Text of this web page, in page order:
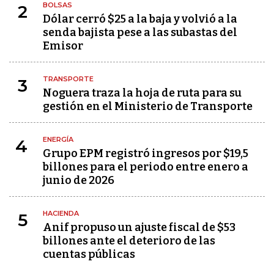
2 BOLSAS
Dólar cerró $25 a la baja y volvió a la
senda bajista pese a las subastas del
Emisor
3 TRANSPORTE
Noguera traza la hoja de ruta para su
gestión en el Ministerio de Transporte
4 ENERGÍA
Grupo EPM registró ingresos por $19,5
billones para el periodo entre enero a
junio de 2026
5 HACIENDA
Anif propuso un ajuste fiscal de $53
billones ante el deterioro de las
cuentas públicas